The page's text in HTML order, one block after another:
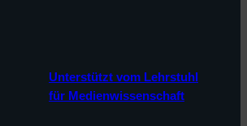
Unterstützt vom Lehrstuhl
für Medienwissenschaft